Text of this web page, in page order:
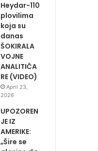
Heydar-110
plovilima
koja su
danas
ŠOKIRALA
VOJNE
ANALITIČA
RE (VIDEO)
April 23,
2026
UPOZOREN
JE IZ
AMERIKE:
„Šire se